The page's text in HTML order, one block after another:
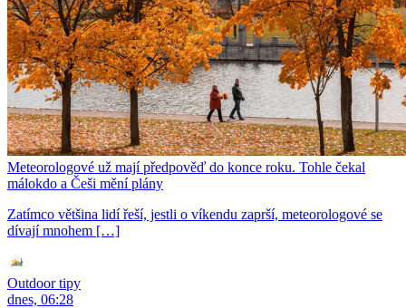
Meteorologové už mají předpověď do konce roku. Tohle čekal
málokdo a Češi mění plány
Zatímco většina lidí řeší, jestli o víkendu zaprší, meteorologové se
dívají mnohem […]
Outdoor tipy
dnes, 06:28